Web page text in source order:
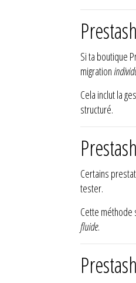
Si ta boutique
migration
Cela inclut la
structuré.
Certains
tester.
Cette
fluide.